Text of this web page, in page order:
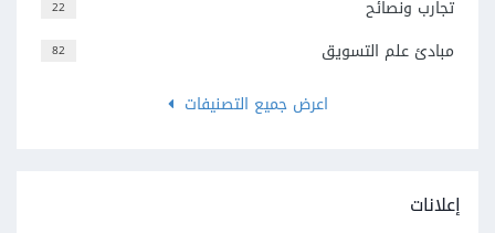
22 تجارب ونصائح
82
مبادئ علم التسويق
اعرض جميع التصنيفات
إعلانات